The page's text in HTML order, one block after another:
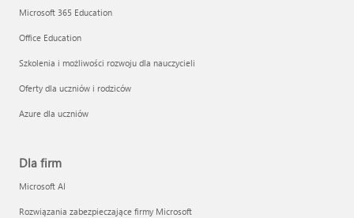
Microsoft 365 Education
Office Education
Szkolenia i możliwości rozwoju dla nauczycieli
Oferty dla uczniów i rodziców
Azure dla uczniów
Dla firm
Microsoft AI
Rozwiązania zabezpieczające firmy Microsoft